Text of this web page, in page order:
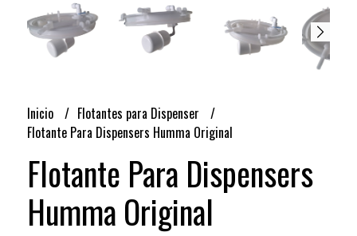
Inicio
Flotantes para Dispenser
Flotante Para Dispensers Humma Original
Flotante Para Dispensers
Humma Original